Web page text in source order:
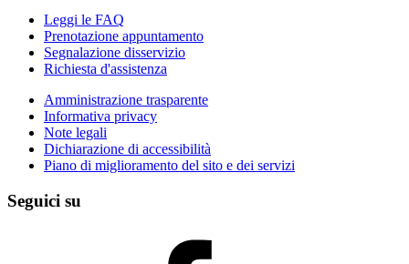
Leggi le FAQ
Prenotazione appuntamento
Segnalazione disservizio
Richiesta d'assistenza
Amministrazione trasparente
Informativa privacy
Note legali
Dichiarazione di accessibilità
Piano di miglioramento del sito e dei servizi
Seguici su